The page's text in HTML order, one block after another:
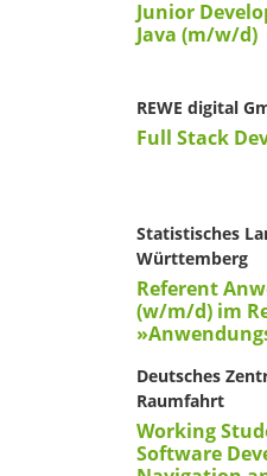
Junior
Java (m/w/d)
REWE digital
Full Stack
Statistisches
Württemberg
Referent
(w/m/d) im
Deutsches
Raumfahrt
Working
Software